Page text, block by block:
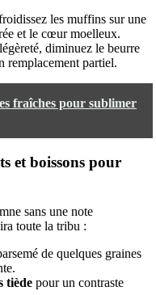
les muffins sur une
et le cœur moelleux.
diminuez le beurre
remplacement partiel.
fraîches pour sublimer
et boissons pour
sans une note
toute la tribu :
de quelques graines
tiède pour un contraste